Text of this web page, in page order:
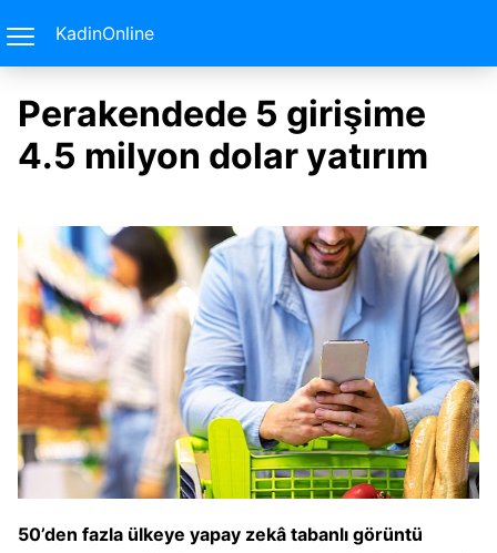
KadinOnline
Perakendede 5 girişime
4.5 milyon dolar yatırım
50’den fazla ülkeye yapay zekâ tabanlı görüntü